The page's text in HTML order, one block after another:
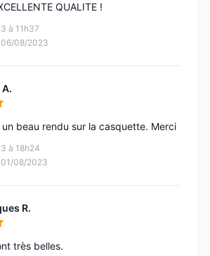
à 11h37
06/08/2023
QUALITE !
5
à 18h24
01/08/2023
beau rendu sur la casquette. Merci
R.
5
très belles.